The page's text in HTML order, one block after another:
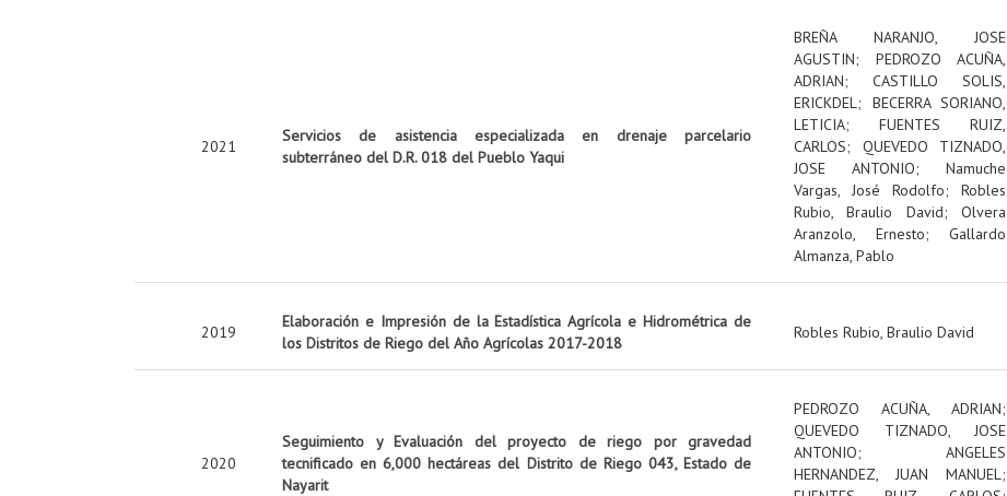
2021
Servicios de asistencia especializada en drenaje parcelario
subterráneo del D.R. 018 del Pueblo Yaqui
BREÑA NARANJO, JOSE
AGUSTIN; PEDROZO ACUÑA,
ADRIAN; CASTILLO SOLIS,
ERICKDEL; BECERRA SORIANO,
LETICIA; FUENTES RUIZ,
CARLOS; QUEVEDO TIZNADO,
JOSE ANTONIO; Namuche
Vargas, José Rodolfo; Robles
Rubio, Braulio David;Olvera
Aranzolo, Ernesto; Gallardo
Almanza, Pablo
2019
Elaboración e Impresión de la Estadística Agrícola e Hidrométrica de
los Distritos de Riego del Año Agrícolas 2017-2018
Robles Rubio, Braulio David
2020
Seguimiento y Evaluación del proyecto de riego por gravedad
tecnificado en 6,000 hectáreas del Distrito de Riego 043, Estado de
Nayarit
PEDROZO ACUÑA, ADRIAN;
QUEVEDO TIZNADO, JOSE
ANTONIO; ANGELES
HERNANDEZ, JUAN MANUEL;